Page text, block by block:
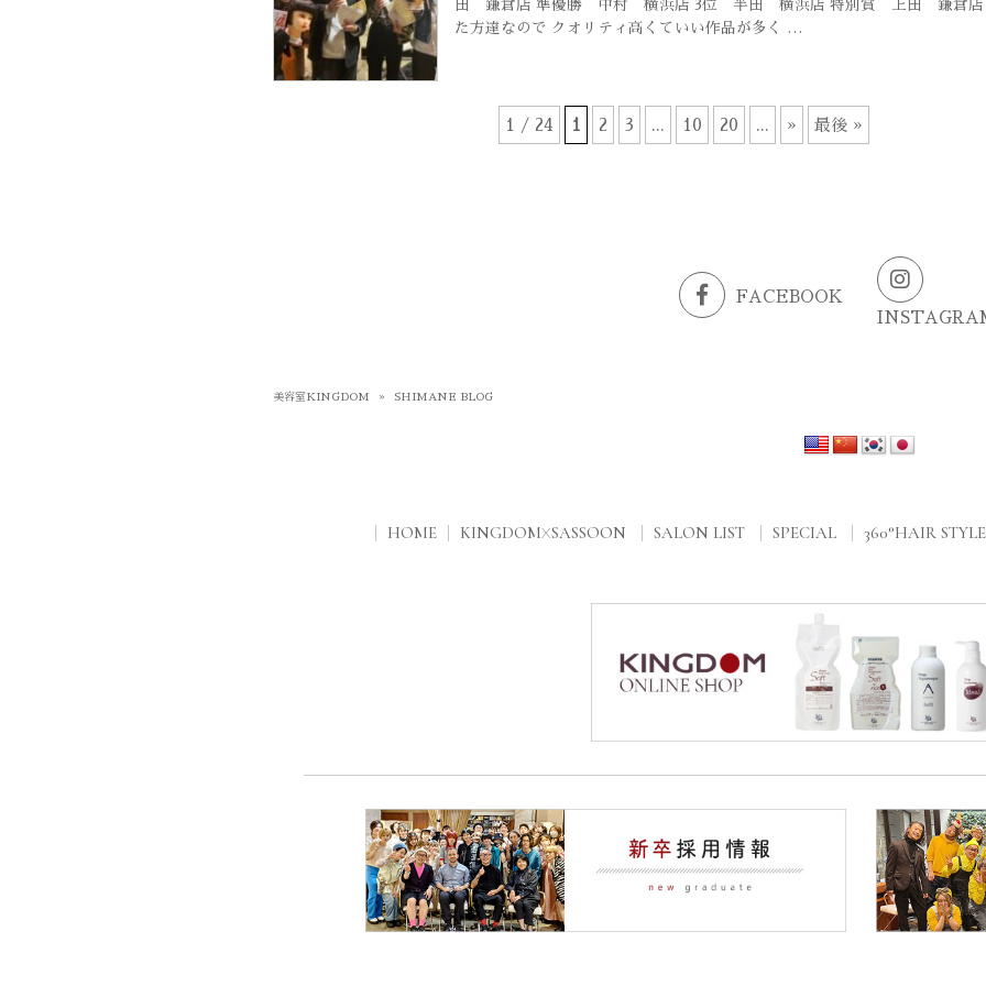
田 鎌倉店 準優勝 中村 横浜店 3位 半田 横浜店 特別賞 上田 鎌倉店
た方達なので クオリティ高くていい作品が多く …
1 / 24 1 2 3 ... 10 20 ... » 最後 »
FACEBOOK
美容室KINGDOM » SHIMANE BLOG
HOME KINGDOMXSASSOON SALON LIST SPECIAL 360°HAIR STYLE